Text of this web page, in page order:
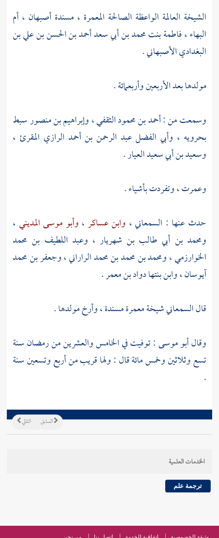
الشيخة العالمة الواعظة الصالحة المعمرة ، مسندة أصبهان ، أم
البهاء ، فاطمة بنت محمد بن أبي سعد أحمد بن الحسن بن علي بن
البغدادي الأصبهاني .
مولدها بعد الأربعين وأربعمائة .
وسمعت من :أحمد بن محمود الثقفي،وإبراهيم بن منصور سبط
بحرويه ، وأبي الفضل عبد الرحمن بن أحمد الرازي المقرئ ،
وسعيد بن أبي سعيد العيار.
وعمرت ، وتفردت بأشياء .
حدث عنها : السمعاني، وابن عساكر ، وأبو موسى المديني ،
ومحمد بن أبي طالب بن شهريار ، وعبد اللطيف بن محمد
الخوارزمي،ومحمد بن محمد بن محمد الراراني،وجعفر بن محمد
آيوسان، وابن بنتهادواد بن معمر.
قالالسمعانيشيخة معمرة مسندة ، وأرخ مولدها .
وقالأبو موسى: توفيت في الخامس والعشرين من رمضان سنة
تسع وثلاثين وخمس مائة قال : ولها قريب من أربع وتسعين سنة
.
التالي السابق
الخدمات العلمية
ترجمة علم